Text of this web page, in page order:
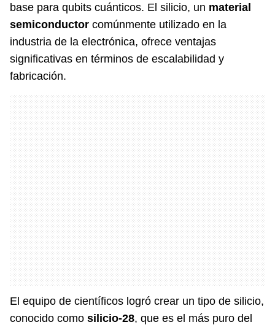
base para qubits cuánticos. El silicio, un material
semiconductor comúnmente utilizado en la
industria de la electrónica, ofrece ventajas
significativas en términos de escalabilidad y
fabricación.
El equipo de científicos logró crear un tipo de silicio,
conocido como silicio-28, que es el más puro del